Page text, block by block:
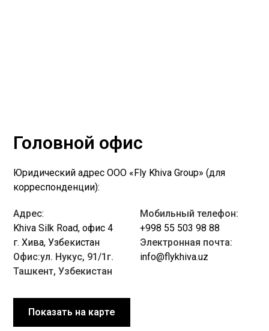
Головной офис
Юридический адрес ООО «Fly Khiva Group» (для
корреспонденции):
Адрес:
Khiva Silk Road, офис 4
г. Хива, Узбекистан
Офис:ул. Нукус, 91/1г.
Ташкент, Узбекистан
Показать на карте
Мобильный телефон:
+998 55 503 98 88
Электронная почта:
info@flykhiva.uz